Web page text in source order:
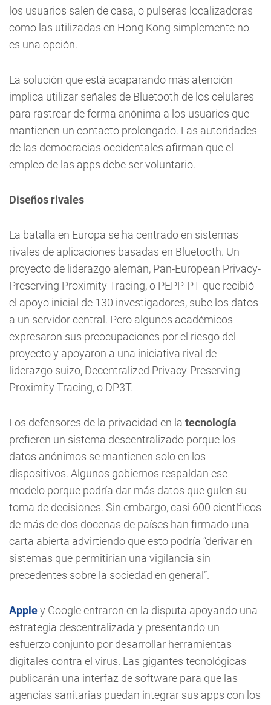
los usuarios salen de casa, o pulseras localizadoras
como las utilizadas en Hong Kong simplemente no
es una opción.
La solución que está acaparando más atención
implica utilizar señales de Bluetooth de los celulares
para rastrear de forma anónima a los usuarios que
mantienen un contacto prolongado. Las autoridades
de las democracias occidentales afirman que el
empleo de las apps debe ser voluntario.
Diseños rivales
La batalla en Europa se ha centrado en sistemas
rivales de aplicaciones basadas en Bluetooth. Un
proyecto de liderazgo alemán, Pan-European Privacy-
Preserving Proximity Tracing, o PEPP-PT que recibió
el apoyo inicial de 130 investigadores, sube los datos
a un servidor central. Pero algunos académicos
expresaron sus preocupaciones por el riesgo del
proyecto y apoyaron a una iniciativa rival de
liderazgo suizo, Decentralized Privacy-Preserving
Proximity Tracing, o DP3T.
Los defensores de la privacidad en la tecnología
prefieren un sistema descentralizado porque los
datos anónimos se mantienen solo en los
dispositivos. Algunos gobiernos respaldan ese
modelo porque podría dar más datos que guíen su
toma de decisiones. Sin embargo, casi 600 científicos
de más de dos docenas de países han firmado una
carta abierta advirtiendo que esto podría “derivar en
sistemas que permitirían una vigilancia sin
precedentes sobre la sociedad en general”.
Appley Google entraron en la disputa apoyando una
estrategia descentralizada y presentando un
esfuerzo conjunto por desarrollar herramientas
digitales contra el virus. Las gigantes tecnológicas
publicarán una interfaz de software para que las
agencias sanitarias puedan integrar sus apps con los